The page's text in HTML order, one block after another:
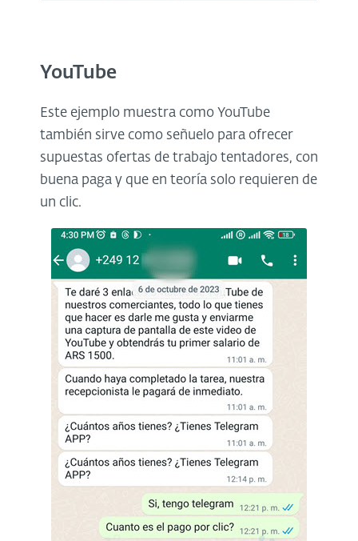
YouTube
Este ejemplo muestra como YouTube
también sirve como señuelo para ofrecer
supuestas ofertas de trabajo tentadores, con
buena paga y que en teoría solo requieren de
un clic.